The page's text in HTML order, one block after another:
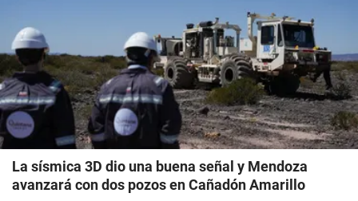
La sísmica 3D dio una buena señal y Mendoza
avanzará con dos pozos en Cañadón Amarillo